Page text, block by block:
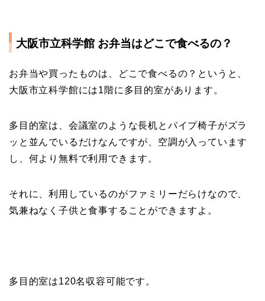
大阪市立科学館 お弁当はどこで食べるの？
お弁当や買ったものは、どこで食べるの？というと、
大阪市立科学館には1階に多目的室があります。
多目的室は、会議室のような長机とパイプ椅子がズラ
ッと並んでいるだけなんですが、空調が入っています
し、何より無料で利用できます。
それに、利用しているのがファミリーだらけなので、
気兼ねなく子供と食事することができますよ。
多目的室は120名収容可能です。